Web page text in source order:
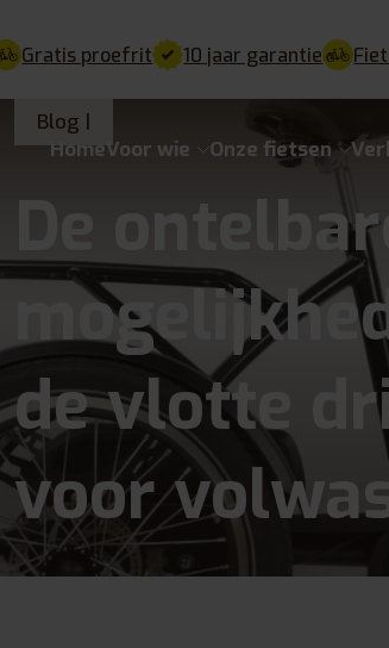
Gratis proefrit 10 jaar garantie
HomeVoor wie Onze fietsen
Blog |
De
de vlotte
voor